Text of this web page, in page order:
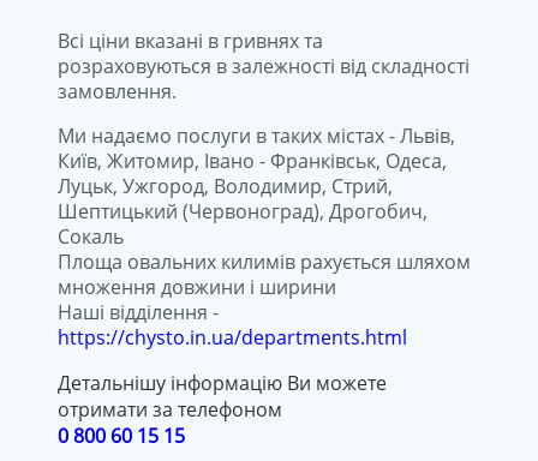
сі ціни вказані в гривнях та
розраховуються в залежності від складності
замовлення.
Ми надаємо послуги в таких містах - Львів,
Київ, Житомир, Івано - Франківськ, Одеса,
Луцьк, Ужгород, Володимир, Стрий,
Шептицький (Червоноград), Дрогобич,
Сокаль
Площа овальних килимів рахується шляхом
множення довжини і ширини
Наші відділення -
https://chysto.in.ua/departments.html
Детальнішу інформацію Ви можете
отримати за телефоном
0 800 60 15 15